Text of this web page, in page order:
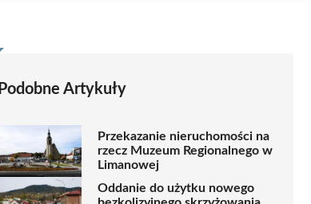
Podobne Artykuły
Przekazanie nieruchomości na
rzecz Muzeum Regionalnego w
Limanowej
Oddanie do użytku nowego